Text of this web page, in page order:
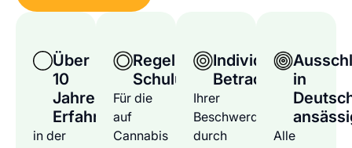
Über
10
Jahre
Erfahrung
in der
Regelmäßige
Schulungen
Für die
auf
Cannabis
Individuelle
Betrachtung
Ihrer
Beschwerden
durch
in
Alle